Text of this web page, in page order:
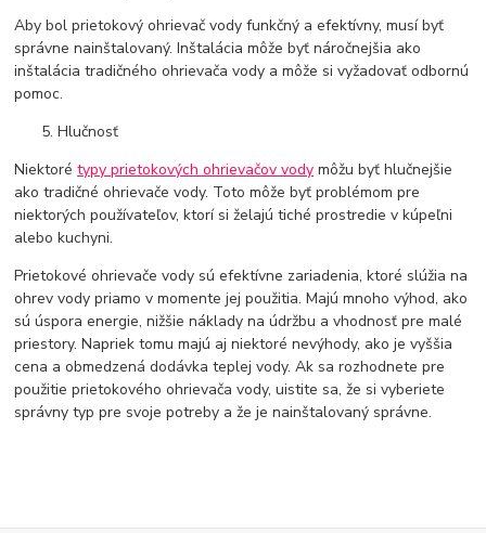
Aby bol prietokový ohrievač vody funkčný a efektívny, musí byť
správne nainštalovaný. Inštalácia môže byť náročnejšia ako
inštalácia tradičného ohrievača vody a môže si vyžadovať odbornú
pomoc.
Hlučnosť
Niektorétypy prietokových ohrievačov vody môžu byť hlučnejšie
ako tradičné ohrievače vody. Toto môže byť problémom pre
niektorých používateľov, ktorí si želajú tiché prostredie v kúpeľni
alebo kuchyni.
Prietokové ohrievače vody sú efektívne zariadenia, ktoré slúžia na
ohrev vody priamo v momente jej použitia. Majú mnoho výhod, ako
sú úspora energie, nižšie náklady na údržbu a vhodnosť pre malé
priestory. Napriek tomu majú aj niektoré nevýhody, ako je vyššia
cena a obmedzená dodávka teplej vody. Ak sa rozhodnete pre
použitie prietokového ohrievača vody, uistite sa, že si vyberiete
správny typ pre svoje potreby a že je nainštalovaný správne.